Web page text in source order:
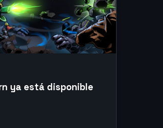
ya está disponible